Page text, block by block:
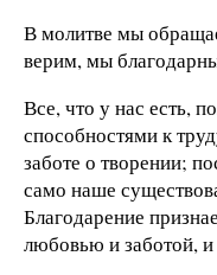
В молитве мы
верим, мы
Все, что у нас есть,
способностями к
заботе о творении;
само наше
Благодарение
любовью и заботой,